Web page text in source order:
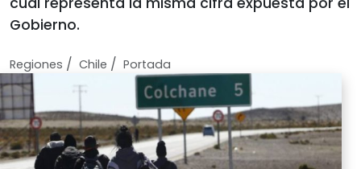
Gobierno.
Regiones / Chile / Portada